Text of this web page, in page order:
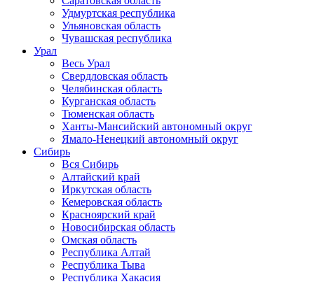
Удмуртская республика
Ульяновская область
Чувашская республика
Урал
Весь Урал
Свердловская область
Челябинская область
Курганская область
Тюменская область
Ханты-Мансийский автономный округ
Ямало-Ненецкий автономный округ
Сибирь
Вся Сибирь
Алтайский край
Иркутская область
Кемеровская область
Красноярский край
Новосибирская область
Омская область
Республика Алтай
Республика Тыва
Республика Хакасия